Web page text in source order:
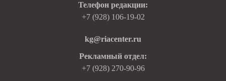
Телефон редакции:
+7 (928) 106-19-02
kg@riacenter.ru
Рекламный отдел:
+7 (928) 270-90-96